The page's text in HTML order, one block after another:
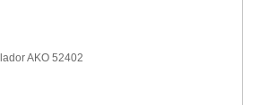
AKO 52402